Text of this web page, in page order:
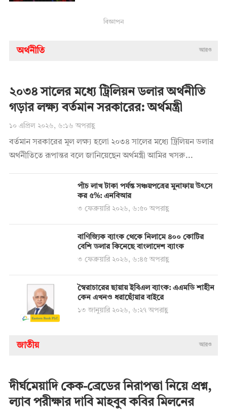
বিজ্ঞাপন
অর্থনীতি আরও
২০৩৪ সালের মধ্যে ট্রিলিয়ন ডলার অর্থনীতি
গড়ার লক্ষ্য বর্তমান সরকারের: অর্থমন্ত্রী
১০ এপ্রিল ২০২৬, ৬:১৬ অপরাহ্ণ
বর্তমান সরকারের মূল লক্ষ্য হলো ২০৩৪ সালের মধ্যে ট্রিলিয়ন ডলার
অর্থনীতিতে রূপান্তর বলে জানিয়েছেন অর্থমন্ত্রী আমির খসরু...
পাঁচ লাখ টাকা পর্যন্ত সঞ্চয়পত্রের মুনাফায় উৎসে
কর ৫%: এনবিআর
৩ ফেব্রুয়ারি ২০২৬, ৬:৫০ অপরাহ্ণ
বাণিজ্যিক ব্যাংক থেকে নিলামে ৪০০ কোটির
বেশি ডলার কিনেছে বাংলাদেশ ব্যাংক
৩ ফেব্রুয়ারি ২০২৬, ৬:৪৫ অপরাহ্ণ
স্বৈরাচারের ছায়ায় ইবিএল ব্যাংক: এএমডি শাহীন
কেন এখনও ধরাছোঁয়ার বাইরে
১৩ জানুয়ারি ২০২৬, ৬:২৭ অপরাহ্ণ
জাতীয় আরও
দীর্ঘমেয়াদি কেক-ব্রেডের নিরাপত্তা নিয়ে প্রশ্ন,
ল্যাব পরীক্ষার দাবি মাহবুব কবির মিলনের